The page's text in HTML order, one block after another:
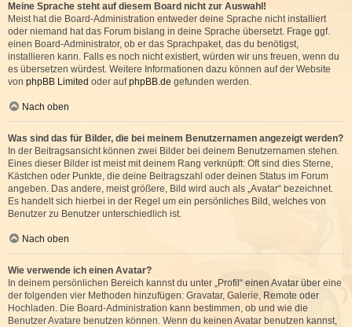
Meine Sprache steht auf diesem Board nicht zur Auswahl!
Meist hat die Board-Administration entweder deine Sprache nicht installiert
oder niemand hat das Forum bislang in deine Sprache übersetzt. Frage ggf.
einen Board-Administrator, ob er das Sprachpaket, das du benötigst,
installieren kann. Falls es noch nicht existiert, würden wir uns freuen, wenn du
es übersetzen würdest. Weitere Informationen dazu können auf der Website
von phpBB Limited oder aufphpBB.de gefunden werden.
Nach oben
Was sind das für Bilder, die bei meinem Benutzernamen angezeigt werden?
In der Beitragsansicht können zwei Bilder bei deinem Benutzernamen stehen.
Eines dieser Bilder ist meist mit deinem Rang verknüpft: Oft sind dies Sterne,
Kästchen oder Punkte, die deine Beitragszahl oder deinen Status im Forum
angeben. Das andere, meist größere, Bild wird auch als „Avatar“ bezeichnet.
Es handelt sich hierbei in der Regel um ein persönliches Bild, welches von
Benutzer zu Benutzer unterschiedlich ist.
Nach oben
Wie verwende ich einen Avatar?
In deinem persönlichen Bereich kannst du unter „Profil“ einen Avatar über eine
der folgenden vier Methoden hinzufügen: Gravatar, Galerie, Remote oder
Hochladen. Die Board-Administration kann bestimmen, ob und wie die
Benutzer Avatare benutzen können. Wenn du keinen Avatar benutzen kannst,